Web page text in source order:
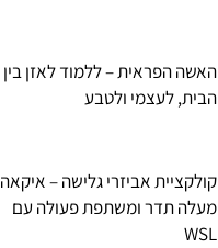
האשה הפראית – ללמוד לאזן בין
הבית, לעצמי ולטבע
קולקציית אביזרי גלישה – איקאה
מעלה תדר ומשתפת פעולה עם
WSL